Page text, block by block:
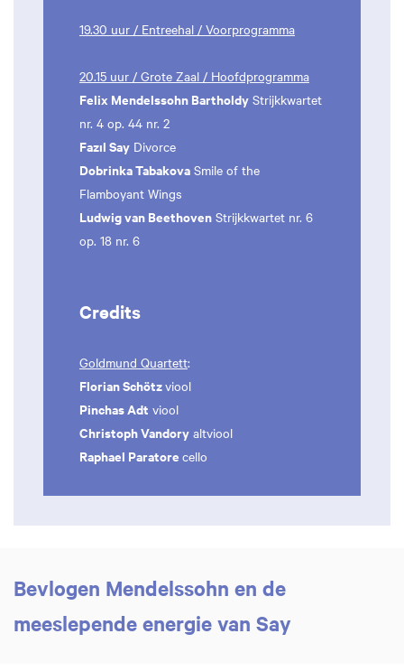
19.30 uur / Entreehal / Voorprogramma
20.15 uur / Grote Zaal / Hoofdprogramma
Felix Mendelssohn Bartholdy Strijkkwartet
nr. 4 op. 44 nr. 2
Fazıl Say Divorce
Dobrinka Tabakova Smile of the
Flamboyant Wings
Ludwig van Beethoven Strijkkwartet nr. 6
op. 18 nr. 6
Credits
Goldmund Quartett:
Florian Schötzviool
Pinchas Adt viool
Christoph Vandory altviool
Raphael Paratore cello
Bevlogen Mendelssohn en de
meeslepende energie van Say